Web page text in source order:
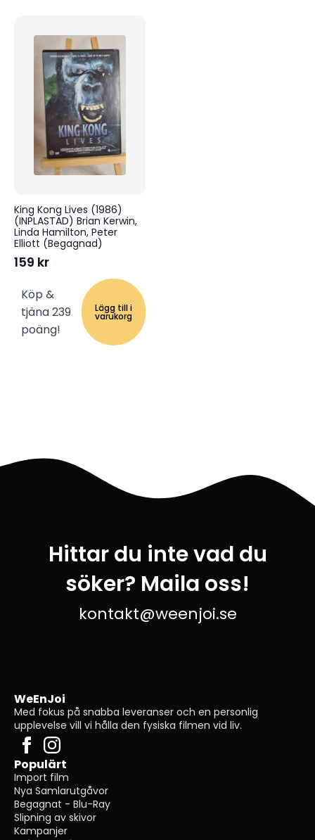
King Kong Lives (1986)
(INPLASTAD) Brian Kerwin,
Linda Hamilton, Peter
Elliott (Begagnad)
159 kr
Köp &
tjäna 239
poäng!
Lägg till i
varukorg
Hittar du inte vad du
söker? Maila oss!
kontakt@weenjoi.se
WeEnJoi
Med fokus på snabba leveranser och en personlig
upplevelse vill vi hålla den fysiska filmen vid liv.
Populärt
Import film
Nya Samlarutgåvor
Begagnat - Blu-Ray
Slipning av skivor
Kampanjer